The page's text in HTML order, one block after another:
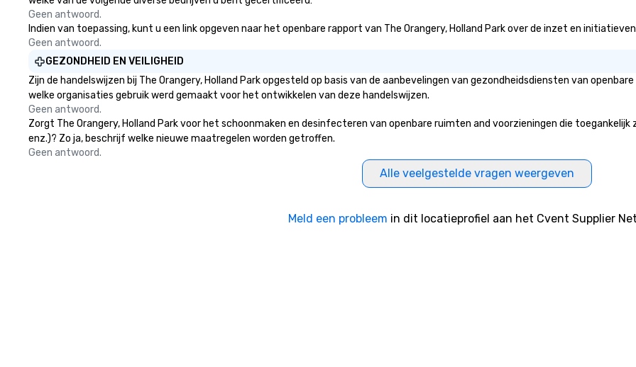
Geen antwoord.
Indien van toepassing, kunt u een link opgeven naar het openbare rapport van The Orangery, Holland Park over de inzet en
Geen antwoord.
GEZONDHEID EN VEILIGHEID
Zijn de handelswijzen bij The Orangery, Holland Park opgesteld op basis van de aanbevelingen van gezondheidsdiensten van
welke organisaties gebruik werd gemaakt voor het ontwikkelen van deze handelswijzen.
Geen antwoord.
Zorgt The Orangery, Holland Park voor het schoonmaken en desinfecteren van openbare ruimten and voorzieningen die
enz.)? Zo ja, beschrijf welke nieuwe maatregelen worden getroffen.
Geen antwoord.
Alle veelgestelde vragen weergeven
Meld een probleem in dit locatieprofiel aan het Cvent Supplier